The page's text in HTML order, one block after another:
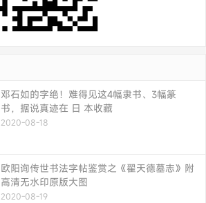
邓石如的字绝！难得见这4幅隶书、3幅篆
书，据说真迹在 日 本收藏
2020-08-18
欧阳询传世书法字帖鉴赏之《翟天德墓志》附
高清无水印原版大图
2020-08-19